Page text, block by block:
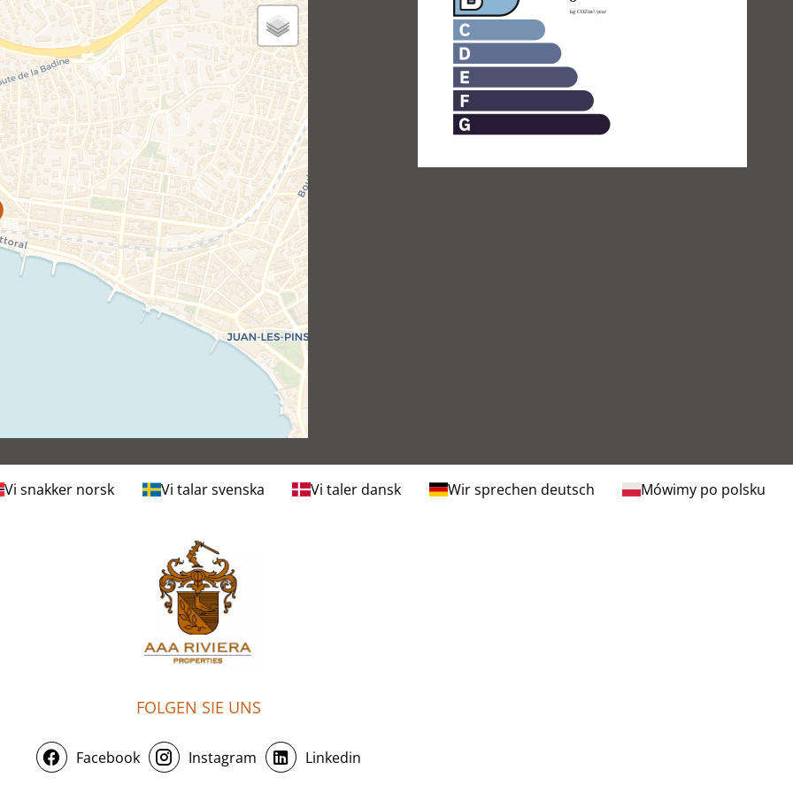
Vi snakker norsk Vi talar svenska Vi taler dansk Wir sprechen deutsch Mówimy po polsku
FOLGEN SIE UNS
Facebook Instagram Linkedin